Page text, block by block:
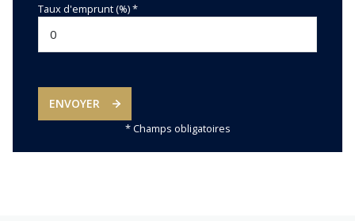
Taux d'emprunt (%) *
ENVOYER
* Champs obligatoires